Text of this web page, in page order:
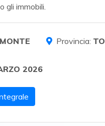
gli immobili.
Provincia: TO
2026